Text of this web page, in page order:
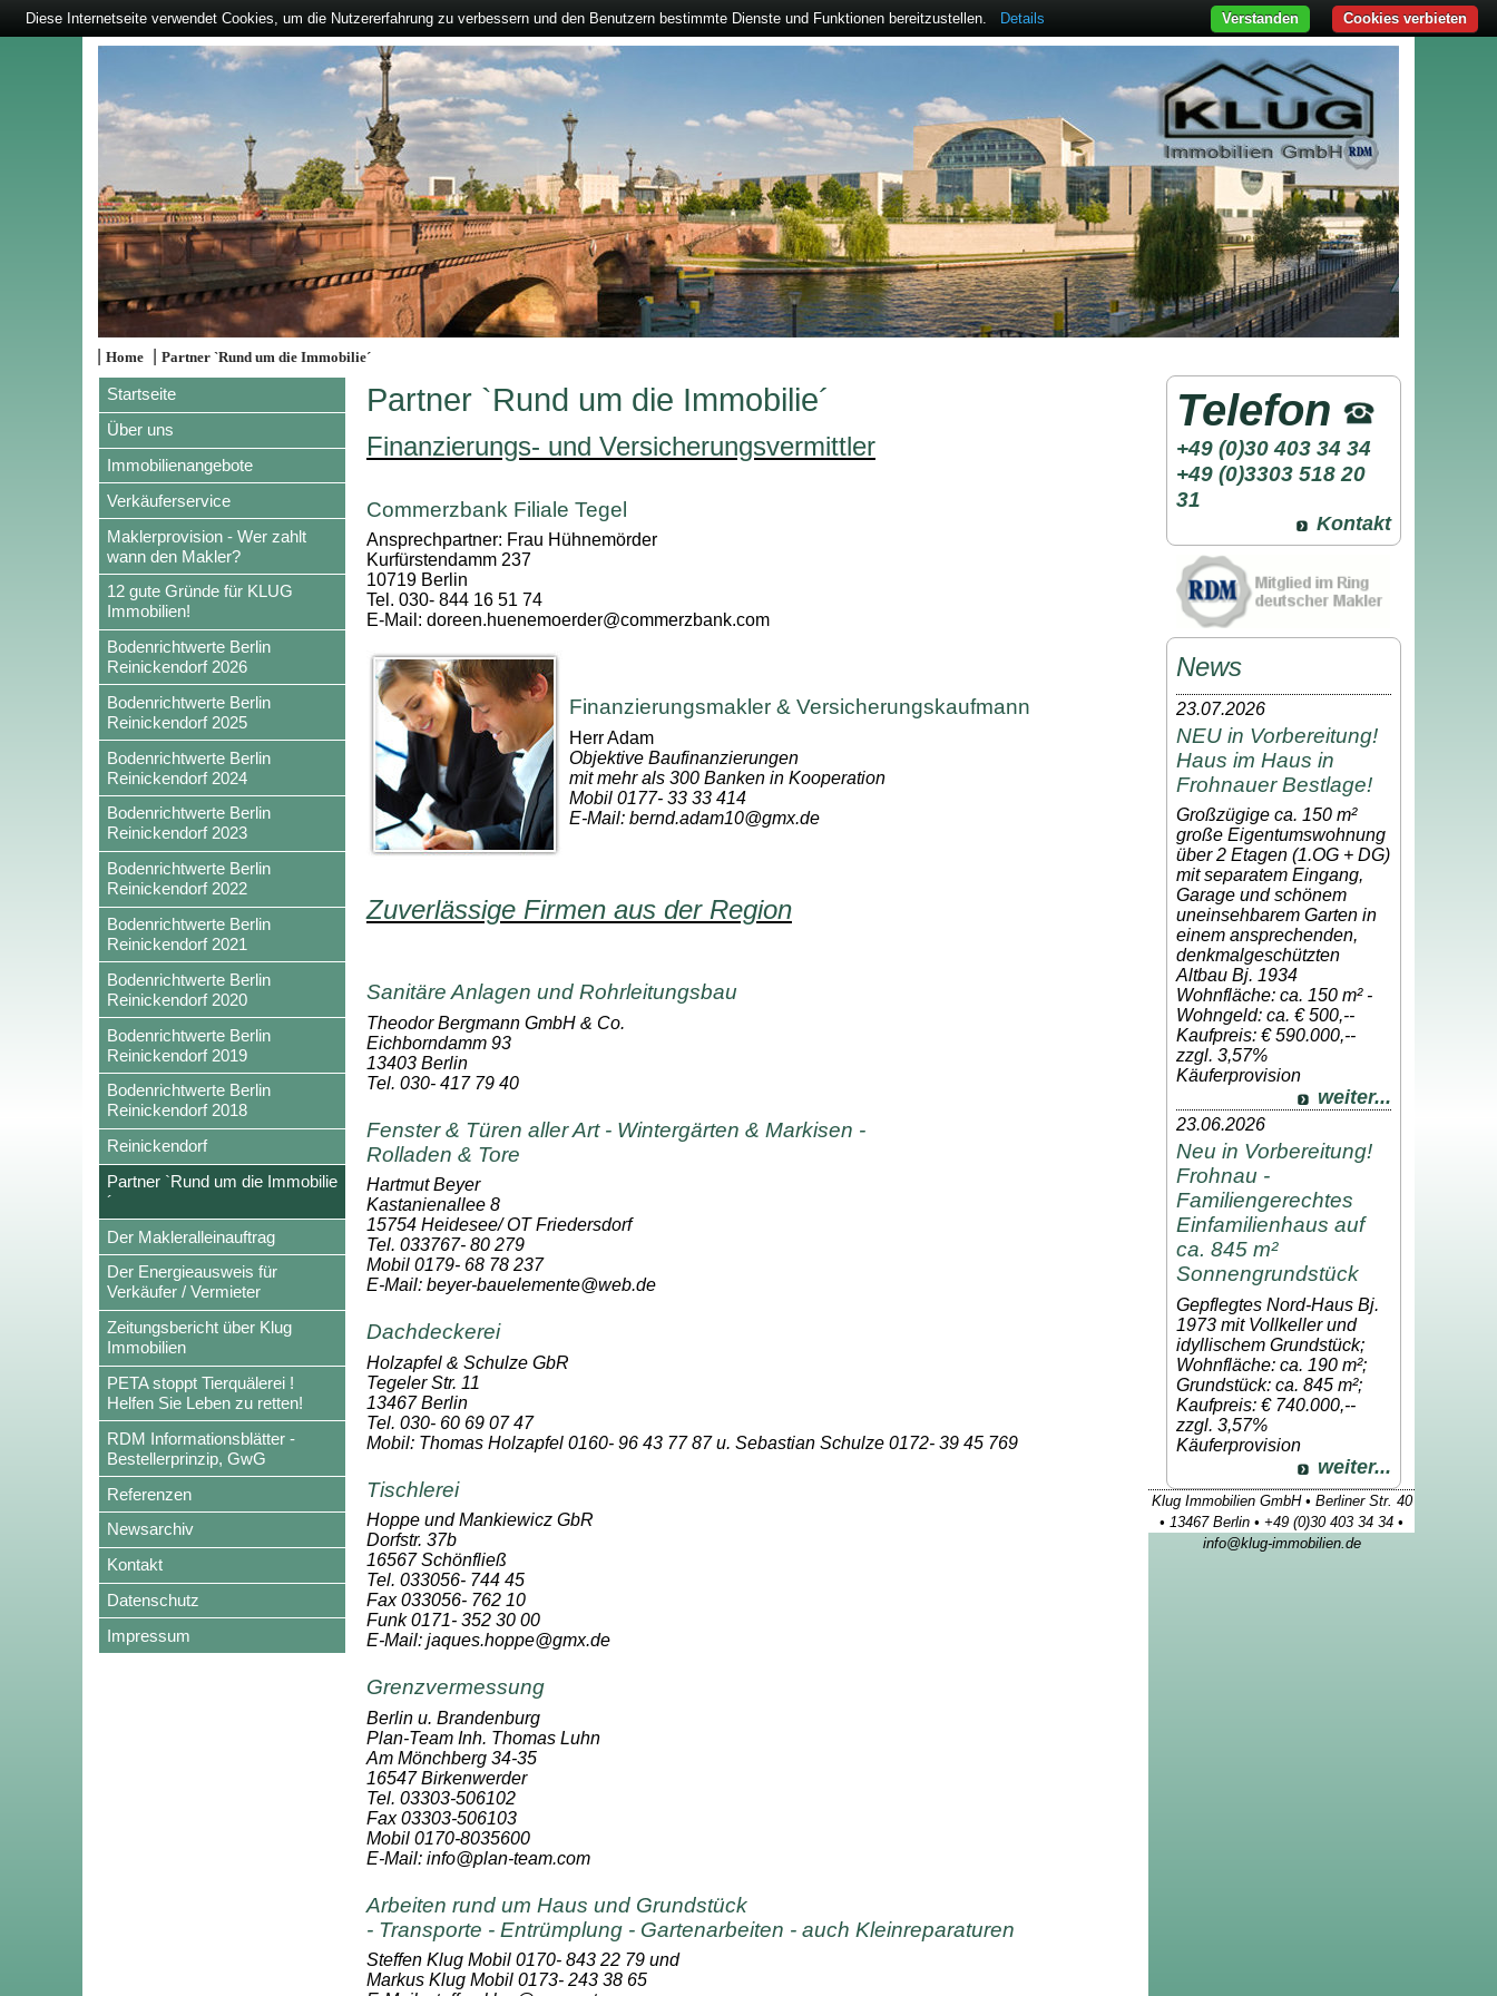
|Home |Partner `Rund um die Immobilie´
Startseite
Über uns
Immobilienangebote
Verkäuferservice
Maklerprovision - Wer zahlt
wann den Makler?
12 gute Gründe für KLUG
Immobilien!
Bodenrichtwerte Berlin
Reinickendorf 2026
Bodenrichtwerte Berlin
Reinickendorf 2025
Bodenrichtwerte Berlin
Reinickendorf 2024
Bodenrichtwerte Berlin
Reinickendorf 2023
Bodenrichtwerte Berlin
Reinickendorf 2022
Bodenrichtwerte Berlin
Reinickendorf 2021
Bodenrichtwerte Berlin
Reinickendorf 2020
Bodenrichtwerte Berlin
Reinickendorf 2019
Bodenrichtwerte Berlin
Reinickendorf 2018
Reinickendorf
Partner `Rund um die Immobilie
´
Der Makleralleinauftrag
Der Energieausweis für
Verkäufer / Vermieter
Zeitungsbericht über Klug
Immobilien
PETA stoppt Tierquälerei !
Helfen Sie Leben zu retten!
RDM Informationsblätter -
Bestellerprinzip, GwG
Referenzen
Newsarchiv
Kontakt
Datenschutz
Impressum
Partner `Rund um die Immobilie´
Finanzierungs- und Versicherungsvermittler
Commerzbank Filiale Tegel
Ansprechpartner: Frau Hühnemörder
Kurfürstendamm 237
10719 Berlin
Tel. 030- 844 16 51 74
E-Mail: doreen.huenemoerder@commerzbank.com
Finanzierungsmakler & Versicherungskaufmann
Herr Adam
Objektive Baufinanzierungen
mit mehr als 300 Banken in Kooperation
Mobil 0177- 33 33 414
E-Mail: bernd.adam10@gmx.de
Zuverlässige Firmen aus der Region
Sanitäre Anlagen und Rohrleitungsbau
Theodor Bergmann GmbH & Co.
Eichborndamm 93
13403 Berlin
Tel. 030- 417 79 40
Fenster & Türen aller Art - Wintergärten & Markisen -
Rolladen & Tore
Hartmut Beyer
Kastanienallee 8
15754 Heidesee/ OT Friedersdorf
Tel. 033767- 80 279
Mobil 0179- 68 78 237
E-Mail: beyer-bauelemente@web.de
Dachdeckerei
Holzapfel & Schulze GbR
Tegeler Str. 11
13467 Berlin
Tel. 030- 60 69 07 47
Mobil: Thomas Holzapfel 0160- 96 43 77 87 u. Sebastian Schulze 0172- 39 45 769
Tischlerei
Hoppe und Mankiewicz GbR
Dorfstr. 37b
16567 Schönfließ
Tel. 033056- 744 45
Fax 033056- 762 10
Funk 0171- 352 30 00
E-Mail: jaques.hoppe@gmx.de
Grenzvermessung
Berlin u. Brandenburg
Plan-Team Inh. Thomas Luhn
Am Mönchberg 34-35
16547 Birkenwerder
Tel. 03303-506102
Fax 03303-506103
Mobil 0170-8035600
E-Mail: info@plan-team.com
Arbeiten rund um Haus und Grundstück
- Transporte - Entrümplung - Gartenarbeiten - auch Kleinreparaturen
Steffen Klug Mobil 0170- 843 22 79 und
Markus Klug Mobil 0173- 243 38 65
Telefon
+49 (0)30 403 34 34
+49 (0)3303 518 20
31
Kontakt
News
23.07.2026
NEU in Vorbereitung!
Haus im Haus in
Frohnauer Bestlage!
Großzügige ca. 150 m²
große Eigentumswohnung
über 2 Etagen (1.OG + DG)
mit separatem Eingang,
Garage und schönem
uneinsehbarem Garten in
einem ansprechenden,
denkmalgeschützten
Altbau Bj. 1934
Wohnfläche: ca. 150 m² -
Wohngeld: ca. € 500,--
Kaufpreis: € 590.000,--
zzgl. 3,57%
Käuferprovision
weiter...
23.06.2026
Neu in Vorbereitung!
Frohnau -
Familiengerechtes
Einfamilienhaus auf
ca. 845 m²
Sonnengrundstück
Gepflegtes Nord-Haus Bj.
1973 mit Vollkeller und
idyllischem Grundstück;
Wohnfläche: ca. 190 m²;
Grundstück: ca. 845 m²;
Kaufpreis: € 740.000,--
zzgl. 3,57%
Käuferprovision
weiter...
Klug Immobilien GmbH • Berliner Str. 40
• 13467 Berlin • +49 (0)30 403 34 34 •
info@klug-immobilien.de
Diese Internetseite verwendet Cookies, um die Nutzererfahrung zu verbessern und den Benutzern bestimmte Dienste und Funktionen bereitzustellen. Details Cookies verbieten
Verstanden